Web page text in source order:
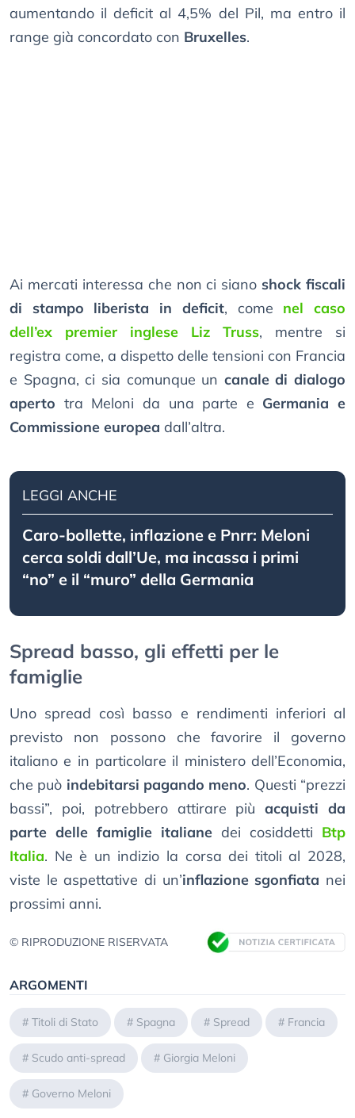
aumentando il deficit al 4,5% del Pil, ma entro il
range già concordato con Bruxelles.
Ai mercati interessa che non ci siano shock fiscali
di stampo liberista in deficit, come nel caso
dell’ex premier inglese Liz Truss, mentre si
registra come, a dispetto delle tensioni con Francia
e Spagna, ci sia comunque un canale di dialogo
aperto tra Meloni da una parte e Germania e
Commissione europea dall’altra.
LEGGI ANCHE
Caro-bollette, inflazione e Pnrr: Meloni
cerca soldi dall’Ue, ma incassa i primi
“no” e il “muro” della Germania
Spread basso, gli effetti per le
famiglie
Uno spread così basso e rendimenti inferiori al
previsto non possono che favorire il governo
italiano e in particolare il ministero dell’Economia,
che può indebitarsi pagando meno. Questi “prezzi
bassi”, poi, potrebbero attirare piùacquisti da
parte delle famiglie italiane dei cosiddetti Btp
Italia. Ne è un indizio la corsa dei titoli al 2028,
viste le aspettative di un’inflazione sgonfiata nei
prossimi anni.
© RIPRODUZIONE RISERVATA
ARGOMENTI
# Titoli di Stato # Spagna # Spread # Francia
# Scudo anti-spread # Giorgia Meloni
# Governo Meloni